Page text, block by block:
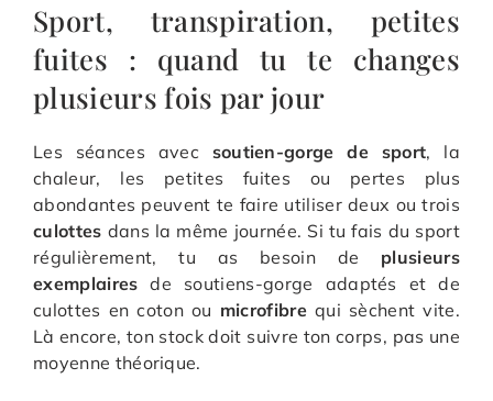
Sport, transpiration, petites
fuites : quand tu te changes
plusieurs fois par jour
Les séances avec soutien-gorge de sport, la
chaleur, les petites fuites ou pertes plus
abondantes peuvent te faire utiliser deux ou trois
culottes dans la même journée. Si tu fais du sport
régulièrement, tu as besoin de plusieurs
exemplaires de soutiens-gorge adaptés et de
culottes en coton ou microfibrequi sèchent vite.
Là encore, ton stock doit suivre ton corps, pas une
moyenne théorique.